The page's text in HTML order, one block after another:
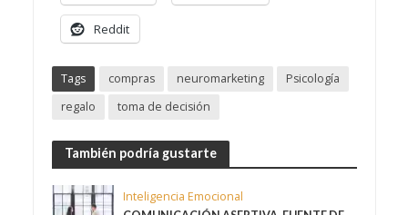
Reddit
Tags compras neuromarketing
Psicología
regalo
toma de decisión
También podría gustarte
Inteligencia Emocional